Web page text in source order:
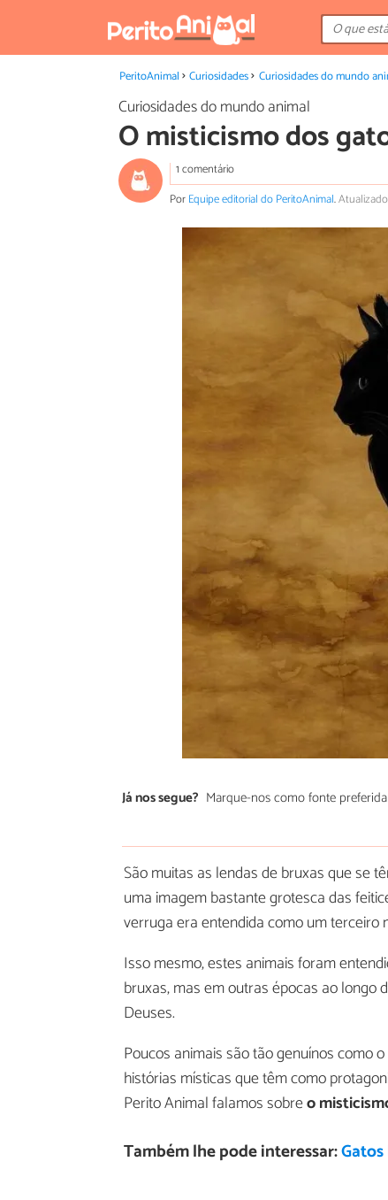
PeritoAnimal Curiosidades Curiosidades do mundo
Curiosidades do mundo animal
O misticismo dos
1 comentário
PorEquipe editorial do PeritoAnimal.
Já nos segue? Marque-nos como fonte preferida
São muitas as lendas de bruxas que se
uma imagem bastante grotesca das
verruga era entendida como um
Isso mesmo, estes animais foram
bruxas, mas em outras épocas ao
Deuses.
Poucos animais são tão genuínos como
histórias místicas que têm como
Perito Animal falamos sobreo
Também lhe pode interessar: